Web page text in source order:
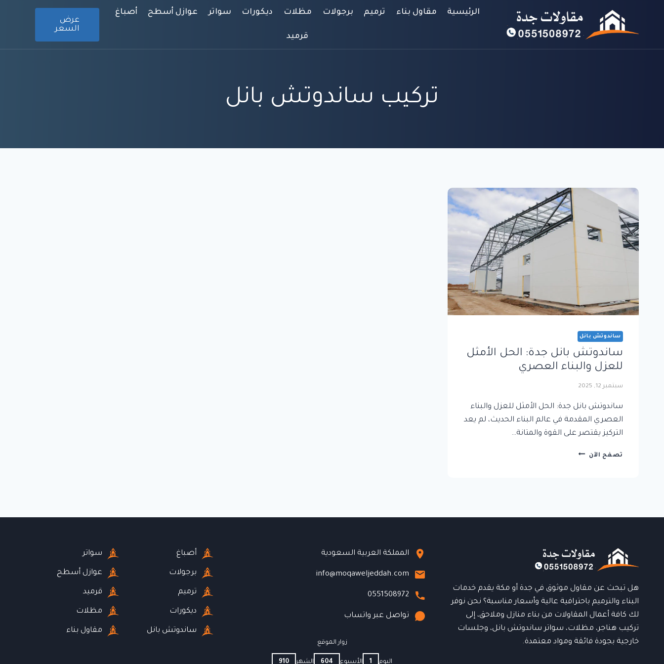
المحتوى
الرئيسية مقاول بناء ترميم برجولات مظلات ديكورات سواتر عوازل أسطح أصباغ
قرميد
عرض
السعر
تركيب ساندوتش بانل
ساندوتش بانل
ساندوتش بانل جدة: الحل الأمثل
للعزل والبناء العصري
سبتمبر 12, 2025
ساندوتش بانل جدة: الحل الأمثل للعزل والبناء
العصري المقدمة في عالم البناء الحديث، لم يعد
التركيز يقتصر على القوة والمتانة…
تصفح الآن ساندوتش
هل تبحث عن مقاول موثوق في جدة أو مكة يقدم خدمات
البناء والترميم باحترافية عالية وأسعار مناسبة؟ نحن نوفر
لك كافة أعمال المقاولات من بناء منازل وملاحق، إلى
تركيب هناجر، مظلات، سواتر ساندوتش بانل، وجلسات
خارجية بجودة فائقة ومواد معتمدة.
المملكة العربية السعودية
info@moqaweljeddah.com
0551508972
تواصل عبر واتساب
زوار الموقع
اليوم 1 الأسبوع 604 الشهر 910
أصباغ
برجولات
ترميم
ديكورات
ساندوتش بانل
سواتر
عوازل أسطح
قرميد
مظلات
مقاول بناء